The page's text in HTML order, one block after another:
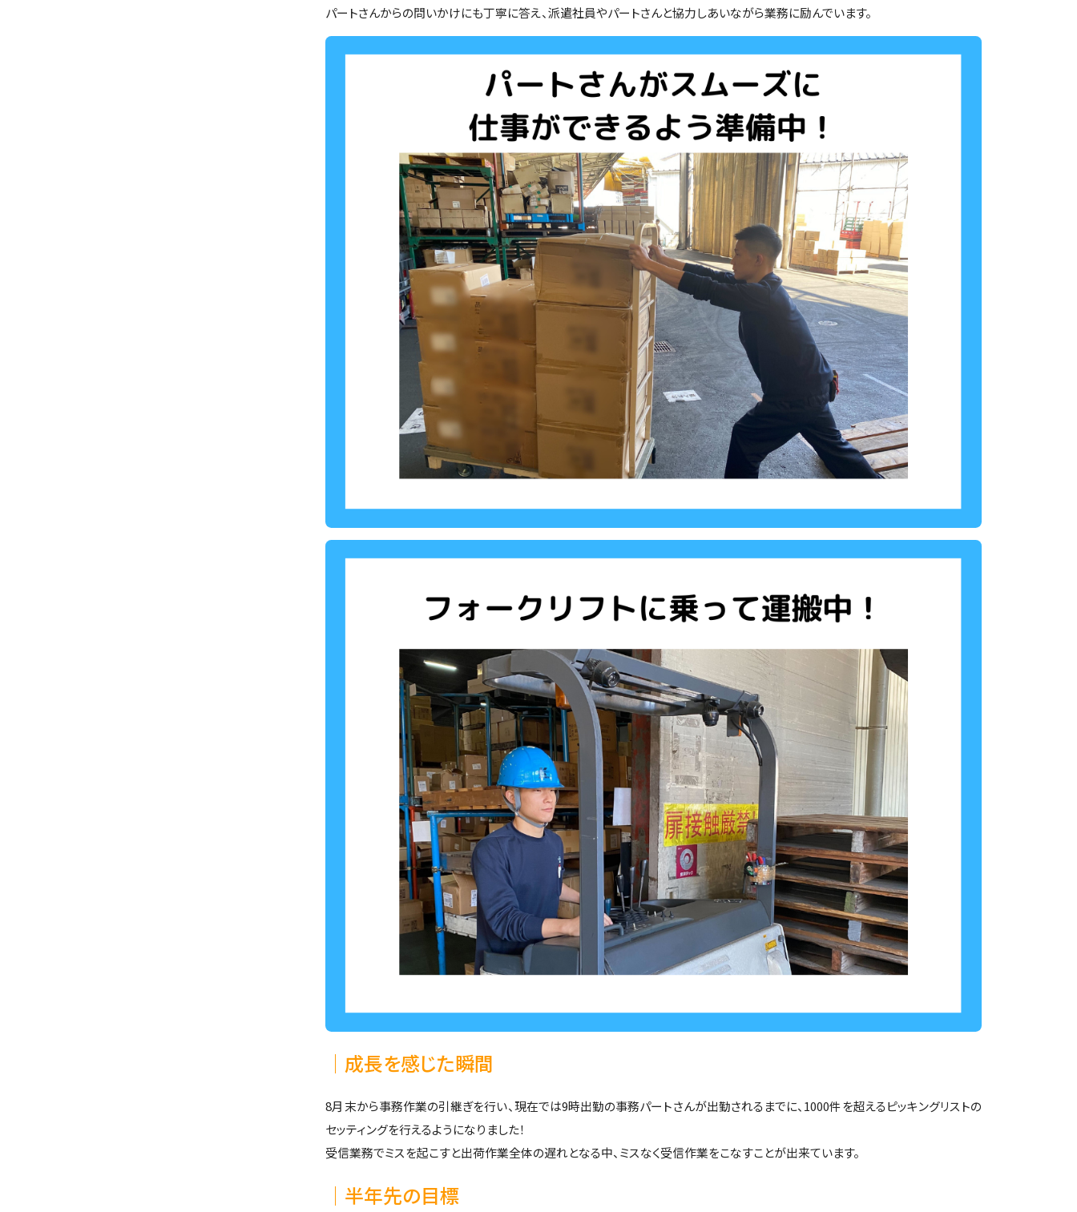
パートさんからの問いかけにも丁寧に答え、派遣社員やパートさんと協力しあいながら業務に励んでいます。
│成長を感じた瞬間
8月末から事務作業の引継ぎを行い、現在では9時出勤の事務パートさんが出勤されるまでに、1000件を超えるピッキングリストの
セッティングを行えるようになりました！
受信業務でミスを起こすと出荷作業全体の遅れとなる中、ミスなく受信作業をこなすことが出来ています。
│半年先の目標